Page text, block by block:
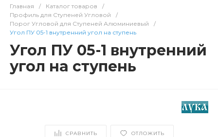
Главная / Каталог товаров
/
Профиль для Ступеней Угловой
/
Порог Угловой для Ступеней Алюминиевый
/
Угол ПУ 05-1 внутренний угол на ступень
Угол ПУ 05-1 внутренний
угол на ступень
СРАВНИТЬ ОТЛОЖИТЬ